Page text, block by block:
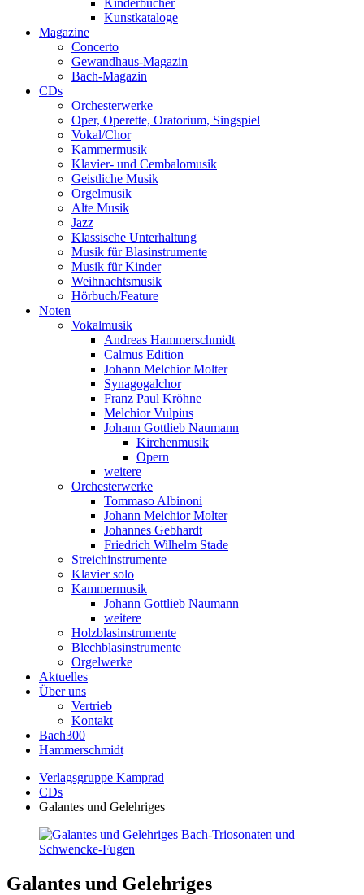
Kinderbücher
Kunstkataloge
Magazine
Concerto
Gewandhaus-Magazin
Bach-Magazin
CDs
Orchesterwerke
Oper, Operette, Oratorium, Singspiel
Vokal/Chor
Kammermusik
Klavier- und Cembalomusik
Geistliche Musik
Orgelmusik
Alte Musik
Jazz
Klassische Unterhaltung
Musik für Blasinstrumente
Musik für Kinder
Weihnachtsmusik
Hörbuch/Feature
Noten
Vokalmusik
Andreas Hammerschmidt
Calmus Edition
Johann Melchior Molter
Synagogalchor
Franz Paul Kröhne
Melchior Vulpius
Johann Gottlieb Naumann
Kirchenmusik
Opern
weitere
Orchesterwerke
Tommaso Albinoni
Johann Melchior Molter
Johannes Gebhardt
Friedrich Wilhelm Stade
Streichinstrumente
Klavier solo
Kammermusik
Johann Gottlieb Naumann
weitere
Holzblasinstrumente
Blechblasinstrumente
Orgelwerke
Aktuelles
Über uns
Vertrieb
Kontakt
Bach300
Hammerschmidt
Verlagsgruppe Kamprad
CDs
Galantes und Gelehriges
Galantes und Gelehriges